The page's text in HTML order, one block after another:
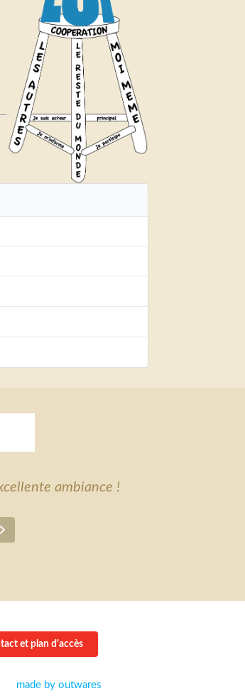
ambiance !
et plan d'accès
made by outwares